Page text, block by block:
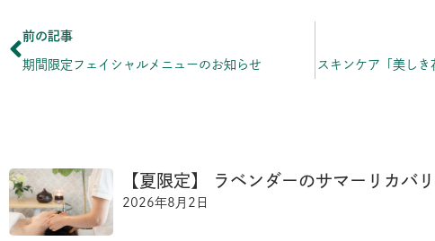
Prev
前の記事
期間限定フェイシャルメニューのお知らせ スキンケア「美し
【夏限定】 ラベンダーのサマーリカバ
2026年8月2日